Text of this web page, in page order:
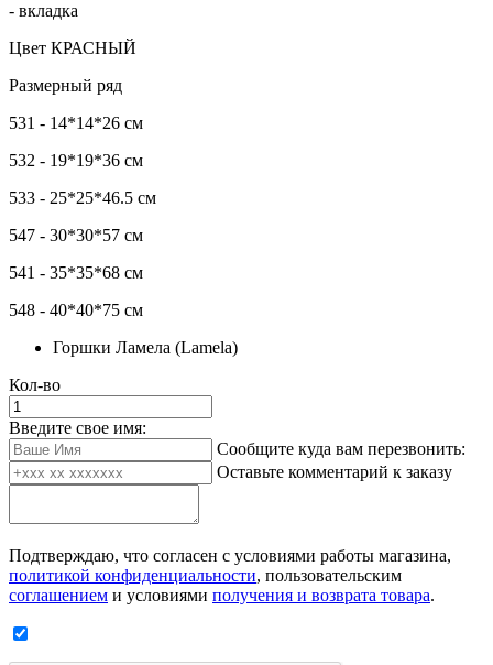
- вкладка
Цвет КРАСНЫЙ
Размерный ряд
531 - 14*14*26 см
532 - 19*19*36 см
533 - 25*25*46.5 см
547 - 30*30*57 см
541 - 35*35*68 см
548 - 40*40*75 см
Горшки Ламела (Lamela)
Кол-во
Введите свое имя:
Сообщите куда вам перезвонить:
Оставьте комментарий к заказу
Подтверждаю, что согласен с условиями работы магазина,
политикой конфиденциальности, пользовательским
соглашением и условиями получения и возврата товара.